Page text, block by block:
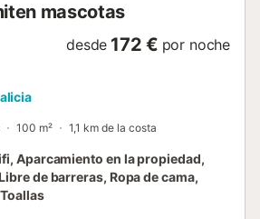
mascotas
desde 172 € por noche
100 m² 1,1 km de la costa
Aparcamiento en la propiedad,
de barreras, Ropa de cama,